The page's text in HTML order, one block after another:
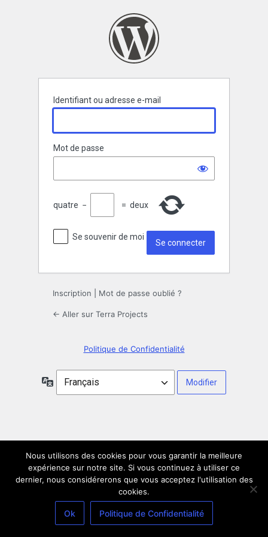
Identifiant ou adresse e-mail
Mot de passe
quatre − = deux
Se souvenir de moi
Inscription Mot de passe oublié ?
← Aller sur Terra Projects
Politique de Confidentialité
Langue
Nous utilisons des cookies pour vous garantir la meilleure
expérience sur notre site. Si vous continuez à utiliser ce
dernier, nous considérerons que vous acceptez l'utilisation des
cookies.
Ok Politique de Confidentialité